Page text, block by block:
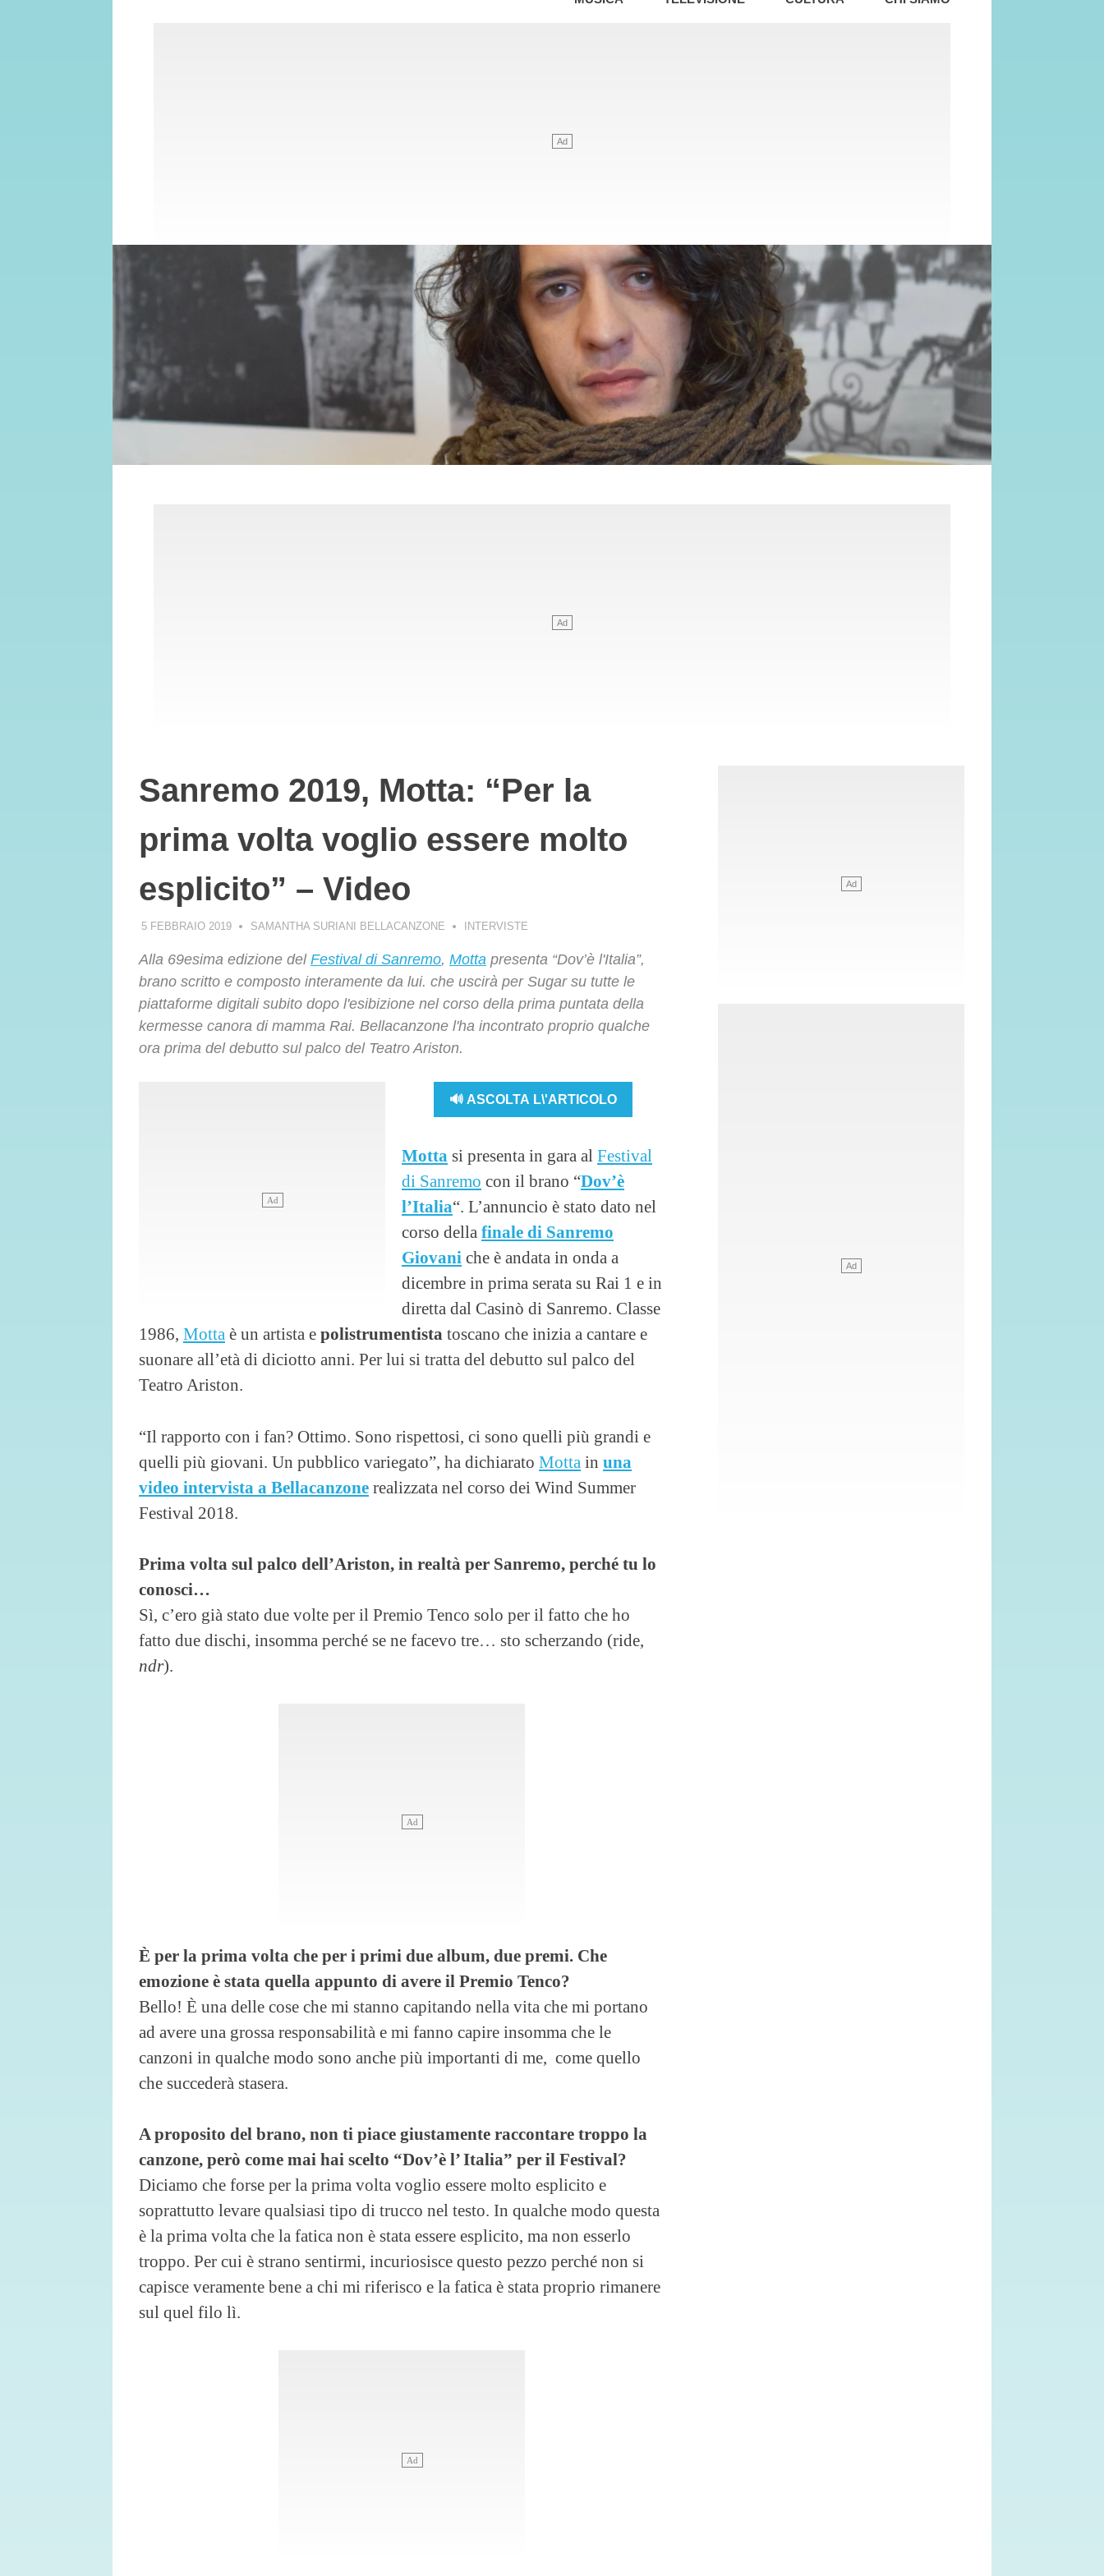
Sanremo 2019, Motta: “Per la
prima volta voglio essere molto
esplicito” – Video
5 FEBBRAIO 2019 SAMANTHA SURIANI BELLACANZONE INTERVISTE
Alla 69esima edizione del Festival di Sanremo, Motta presenta “Dov’è l'Italia”,
brano scritto e composto interamente da lui. che uscirà per Sugar su tutte le
piattaforme digitali subito dopo l'esibizione nel corso della prima puntata della
kermesse canora di mamma Rai. Bellacanzone l'ha incontrato proprio qualche
ora prima del debutto sul palco del Teatro Ariston.
🔊 ASCOLTA L\'ARTICOLO
Motta si presenta in gara al Festival
di Sanremo con il brano “Dov’è
l’Italia“. L’annuncio è stato dato nel
corso della finale di Sanremo
Giovani che è andata in onda a
dicembre in prima serata su Rai 1 e in
diretta dal Casinò di Sanremo. Classe
1986, Motta è un artista e polistrumentista toscano che inizia a cantare e
suonare all’età di diciotto anni. Per lui si tratta del debutto sul palco del
Teatro Ariston.
“Il rapporto con i fan? Ottimo. Sono rispettosi, ci sono quelli più grandi e
quelli più giovani. Un pubblico variegato”, ha dichiarato Motta in una
video intervista a Bellacanzone realizzata nel corso dei Wind Summer
Festival 2018.
Prima volta sul palco dell’Ariston, in realtà per Sanremo, perché tu lo
conosci…
Sì, c’ero già stato due volte per il Premio Tenco solo per il fatto che ho
fatto due dischi, insomma perché se ne facevo tre… sto scherzando (ride,
ndr).
È per la prima volta che per i primi due album, due premi. Che
emozione è stata quella appunto di avere il Premio Tenco?
Bello! È una delle cose che mi stanno capitando nella vita che mi portano
ad avere una grossa responsabilità e mi fanno capire insomma che le
canzoni in qualche modo sono anche più importanti di me, come quello
che succederà stasera.
A proposito del brano, non ti piace giustamente raccontare troppo la
canzone, però come mai hai scelto “Dov’è l’ Italia” per il Festival?
Diciamo che forse per la prima volta voglio essere molto esplicito e
soprattutto levare qualsiasi tipo di trucco nel testo. In qualche modo questa
è la prima volta che la fatica non è stata essere esplicito, ma non esserlo
troppo. Per cui è strano sentirmi, incuriosisce questo pezzo perché non si
capisce veramente bene a chi mi riferisco e la fatica è stata proprio rimanere
sul quel filo lì.